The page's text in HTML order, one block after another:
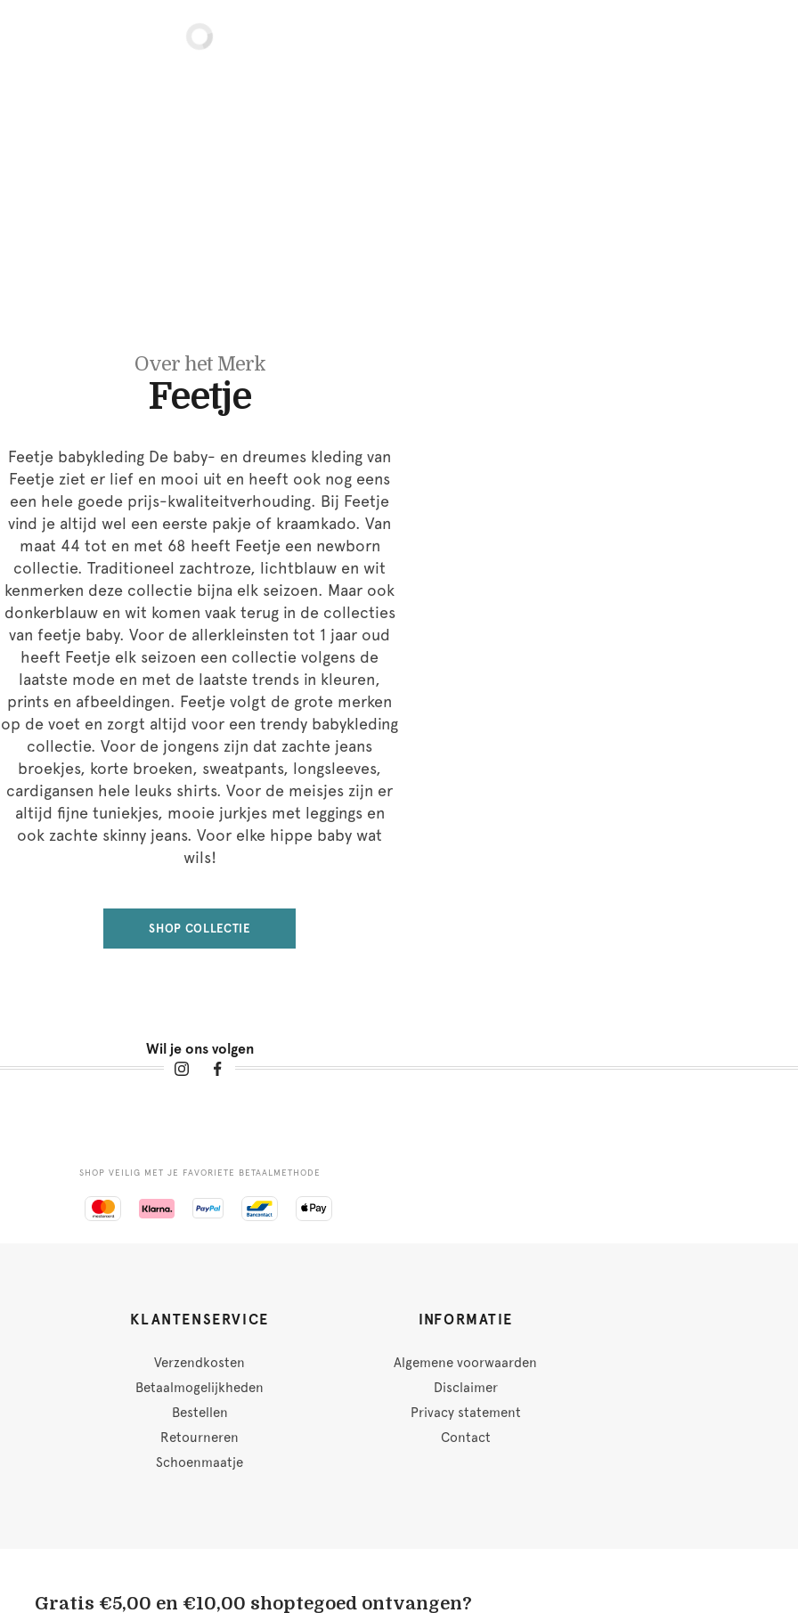
Over het Merk
Feetje
Feetje babykleding De baby- en dreumes kleding van
Feetje ziet er lief en mooi uit en heeft ook nog eens
een hele goede prijs-kwaliteitverhouding. Bij Feetje
vind je altijd wel een eerste pakje of kraamkado. Van
maat 44 tot en met 68 heeft Feetje een newborn
collectie. Traditioneel zachtroze, lichtblauw en wit
kenmerken deze collectie bijna elk seizoen. Maar ook
donkerblauw en wit komen vaak terug in de collecties
van feetje baby. Voor de allerkleinsten tot 1 jaar oud
heeft Feetje elk seizoen een collectie volgens de
laatste mode en met de laatste trends in kleuren,
prints en afbeeldingen. Feetje volgt de grote merken
op de voet en zorgt altijd voor een trendy babykleding
collectie. Voor de jongens zijn dat zachte jeans
broekjes, korte broeken, sweatpants, longsleeves,
cardigansen hele leuks shirts. Voor de meisjes zijn er
altijd fijne tuniekjes, mooie jurkjes met leggings en
ook zachte skinny jeans. Voor elke hippe baby wat
wils!
SHOP COLLECTIE
Wil je ons volgen
SHOP VEILIG MET JE FAVORIETE BETAALMETHODE
KLANTENSERVICE
Verzendkosten
Betaalmogelijkheden
Bestellen
Retourneren
Schoenmaatje
INFORMATIE
Algemene voorwaarden
Disclaimer
Privacy statement
Contact
Gratis €5,00 en €10,00 shoptegoed ontvangen?